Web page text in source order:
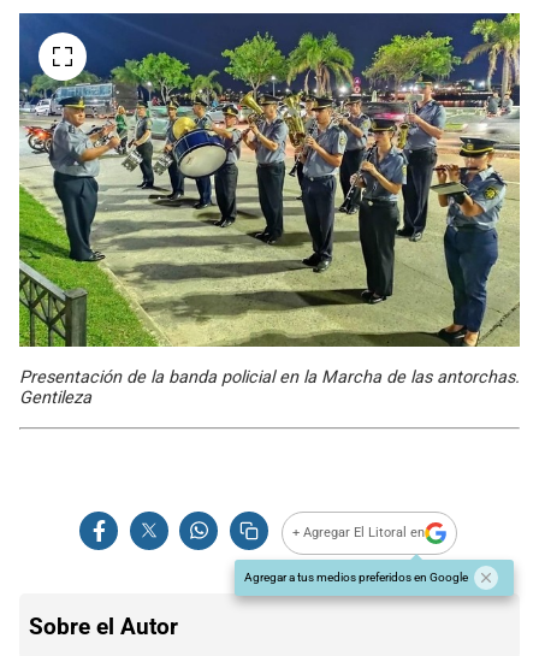
Presentación de la banda policial en la Marcha de las antorchas.
Gentileza
+ Agregar El Litoral en
Agregar a tus medios preferidos en Google
Sobre el Autor